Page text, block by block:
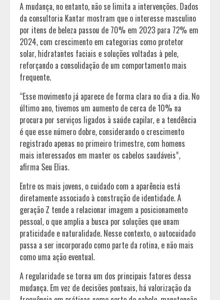
A mudança, no entanto, não se limita a intervenções. Dados
da consultoria Kantar mostram que o interesse masculino
por itens de beleza passou de 70% em 2023 para 72% em
2024, com crescimento em categorias como protetor
solar, hidratantes faciais e soluções voltadas à pele,
reforçando a consolidação de um comportamento mais
frequente.
“Esse movimento já aparece de forma clara no dia a dia. No
último ano, tivemos um aumento de cerca de 10% na
procura por serviços ligados à saúde capilar, e a tendência
é que esse número dobre, considerando o crescimento
registrado apenas no primeiro trimestre, com homens
mais interessados em manter os cabelos saudáveis”,
afirma Seu Elias.
Entre os mais jovens, o cuidado com a aparência está
diretamente associado à construção de identidade. A
geração Z tende a relacionar imagem a posicionamento
pessoal, o que amplia a busca por soluções que unam
praticidade e naturalidade. Nesse contexto, o autocuidado
passa a ser incorporado como parte da rotina, e não mais
como uma ação eventual.
A regularidade se torna um dos principais fatores dessa
mudança. Em vez de decisões pontuais, há valorização da